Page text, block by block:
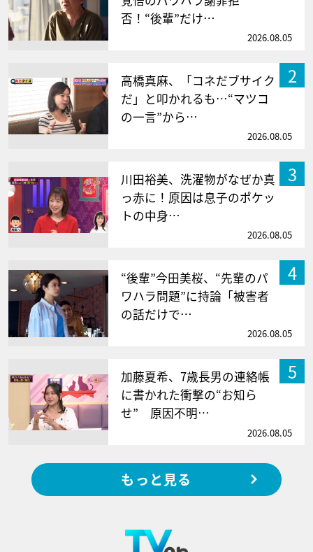
否！“後輩”だけ…
2026.08.05
2
高橋真麻、「コネだブサイク
だ」と叩かれるも…“マツコ
の一言”から…
2026.08.05
3
川田裕美、洗濯物がなぜか真
っ赤に！原因は息子のポケッ
トの中身…
2026.08.05
4
“後輩”今田美桜、“先輩のパ
ワハラ問題”に持論「被害者
の話だけで…
2026.08.05
5
加藤夏希、7歳長男の連絡帳
に書かれた衝撃の“お知ら
せ” 原因不明…
2026.08.05
もっと見る